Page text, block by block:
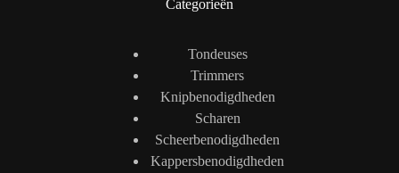
Categorieën
Tondeuses
Trimmers
Knipbenodigdheden
Scharen
Scheerbenodigdheden
Kappersbenodigdheden